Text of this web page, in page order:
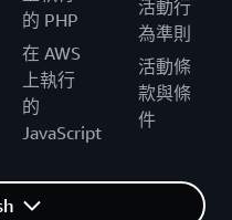
的 PHP
在 AWS
上執行
的
JavaScript
活動行
為準則
活動條
款與條
件